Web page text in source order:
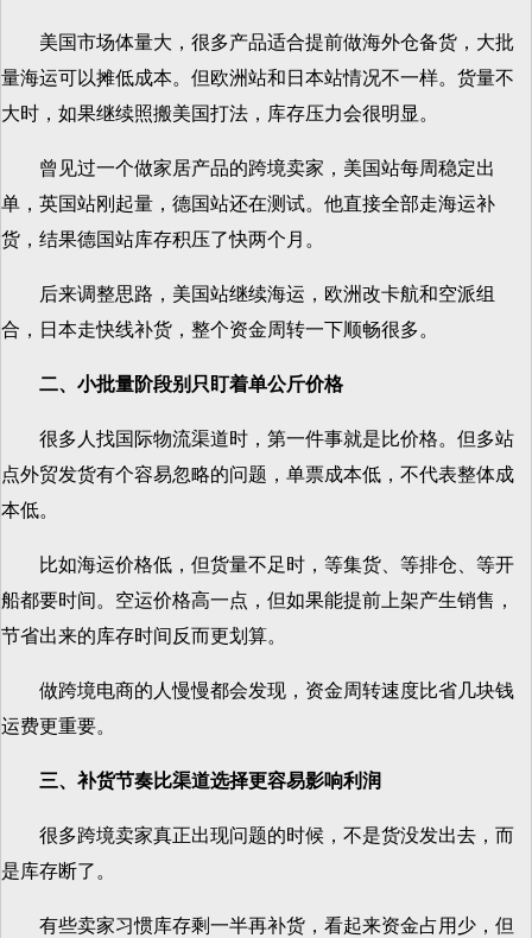
美国市场体量大，很多产品适合提前做海外仓备货，大批
量海运可以摊低成本。但欧洲站和日本站情况不一样。货量不
大时，如果继续照搬美国打法，库存压力会很明显。
曾见过一个做家居产品的跨境卖家，美国站每周稳定出
单，英国站刚起量，德国站还在测试。他直接全部走海运补
货，结果德国站库存积压了快两个月。
后来调整思路，美国站继续海运，欧洲改卡航和空派组
合，日本走快线补货，整个资金周转一下顺畅很多。
二、小批量阶段别只盯着单公斤价格
很多人找国际物流渠道时，第一件事就是比价格。但多站
点外贸发货有个容易忽略的问题，单票成本低，不代表整体成
本低。
比如海运价格低，但货量不足时，等集货、等排仓、等开
船都要时间。空运价格高一点，但如果能提前上架产生销售，
节省出来的库存时间反而更划算。
做跨境电商的人慢慢都会发现，资金周转速度比省几块钱
运费更重要。
三、补货节奏比渠道选择更容易影响利润
很多跨境卖家真正出现问题的时候，不是货没发出去，而
是库存断了。
有些卖家习惯库存剩一半再补货，看起来资金占用少，但